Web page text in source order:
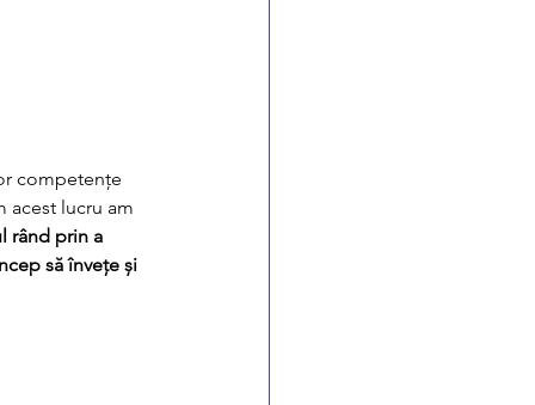
competențe
acest lucru am
rând prin a
să învețe și